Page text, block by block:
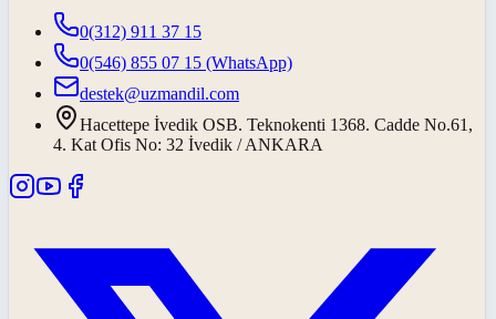
0(312) 911 37 15
0(546) 855 07 15 (WhatsApp)
destek@uzmandil.com
Hacettepe İvedik OSB. Teknokenti 1368. Cadde No.61,
4. Kat Ofis No: 32 İvedik / ANKARA